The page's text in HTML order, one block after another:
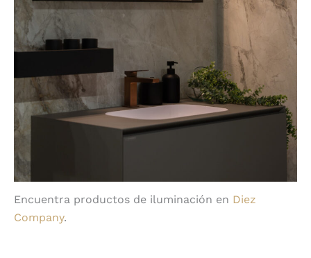
Encuentra productos de iluminación en Diez
Company.